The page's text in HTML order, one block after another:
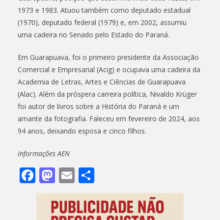
1973 e 1983. Atuou também como deputado estadual
(1970), deputado federal (1979) e, em 2002, assumiu
uma cadeira no Senado pelo Estado do Paraná.
Em Guarapuava, foi o primeiro presidente da Associação
Comercial e Empresarial (Acig) e ocupava uma cadeira da
Academia de Letras, Artes e Ciências de Guarapuava
(Alac). Além da próspera carreira política, Nivaldo Krüger
foi autor de livros sobre a História do Paraná e um
amante da fotografia. Faleceu em fevereiro de 2024, aos
94 anos, deixando esposa e cinco filhos.
Informações AEN
F
ac
M
as
to
E
m
ai
h
ar